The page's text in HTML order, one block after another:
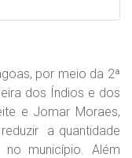
por meio da 2ª
dos Índios e dos
e Jomar Moraes,
a quantidade
município. Além